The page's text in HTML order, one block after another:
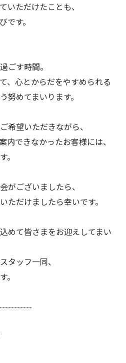
いただけたことも、
です。
ごす時間。
、心とからだをやすめられる
努めてまいります。
希望いただきながら、
内できなかったお客様には、
。
がございましたら、
ただけましたら幸いです。
めて皆さまをお迎えしてまい
タッフ一同、
。